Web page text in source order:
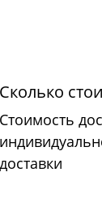
Сколько
Стоимость
доставки